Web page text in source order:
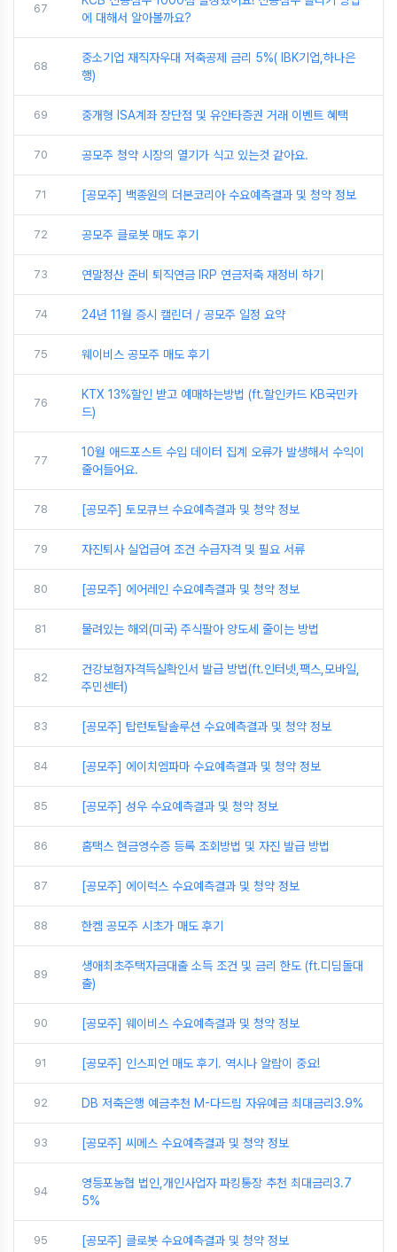
67
에 대해서 알아볼까요?
68
중소기업 재직자우대 저축공제 금리 5%( IBK기업,하나은
행)
69 중개형 ISA계좌 장단점 및 유안타증권 거래 이벤트 혜택
70 공모주 청약 시장의 열기가 식고 있는것 같아요.
71 [공모주] 백종원의 더본코리아 수요예측결과 및 청약 정보
72 공모주 클로봇 매도 후기
73 연말정산 준비 퇴직연금 IRP 연금저축 재정비 하기
74 24년 11월 증시 캘린더 / 공모주 일정 요약
75 웨이비스 공모주 매도 후기
76
KTX 13%할인 받고 예매하는방법 (ft.할인카드 KB국민카
드)
77
10월 애드포스트 수입 데이터 집계 오류가 발생해서 수익이
줄어들어요.
78 [공모주] 토모큐브 수요예측결과 및 청약 정보
79 자진퇴사 실업급여 조건 수급자격 및 필요 서류
80 [공모주] 에어레인 수요예측결과 및 청약 정보
81 물려있는 해외(미국) 주식팔아 양도세 줄이는 방법
82
건강보험자격득실확인서 발급 방법(ft.인터넷,팩스,모바일,
주민센터)
83 [공모주] 탑런토탈솔루션 수요예측결과 및 청약 정보
84 [공모주] 에이치엠파마 수요예측결과 및 청약 정보
85 [공모주] 성우 수요예측결과 및 청약 정보
86 홈택스 현금영수증 등록 조회방법 및 자진 발급 방법
87 [공모주] 에이럭스 수요예측결과 및 청약 정보
88 한켐 공모주 시초가 매도 후기
89
생애최초주택자금대출 소득 조건 및 금리 한도 (ft.디딤돌대
출)
90 [공모주] 웨이비스 수요예측결과 및 청약 정보
91 [공모주] 인스피언 매도 후기. 역시나 알람이 중요!
92 DB 저축은행 예금추천 M-다드림 자유예금 최대금리3.9%
93 [공모주] 씨메스 수요예측결과 및 청약 정보
94
영등포농협 법인,개인사업자 파킹통장 추천 최대금리3.7
5%
95 [공모주] 클로봇 수요예측결과 및 청약 정보